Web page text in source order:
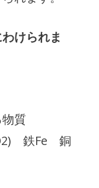
けられま
質
鉄Fe 銅